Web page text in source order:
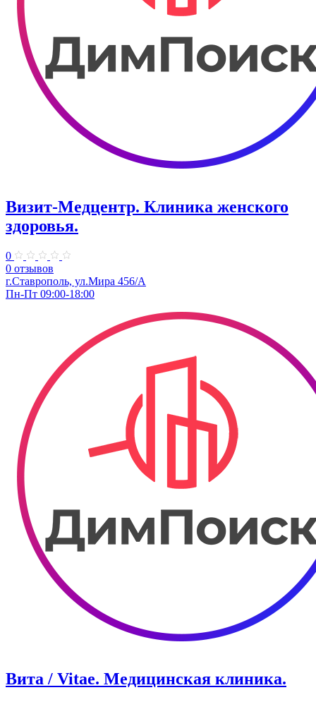
Визит-Медцентр. Клиника женского
здоровья.
0
0 отзывов
г.Ставрополь, ул.Мира 456/А
Пн-Пт 09:00-18:00
Вита / Vitae. Медицинская клиника.